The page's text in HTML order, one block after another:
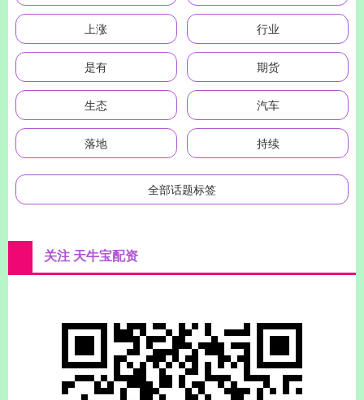
上涨 行业
是有 期货
生态 汽车
落地 持续
全部话题标签
关注 天牛宝配资